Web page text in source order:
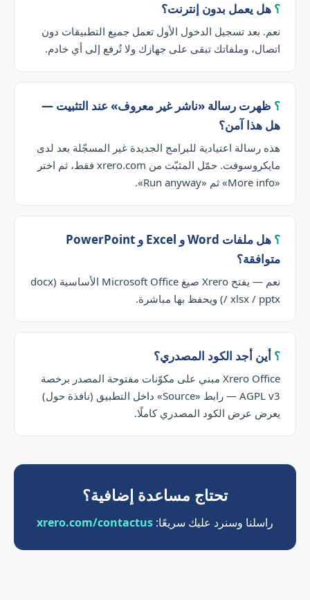
هل يعمل بدون إنترنت؟
نعم. بعد تسجيل الدخول الأول تعمل جميع التطبيقات دون
اتصال، وملفاتك تبقى على جهازك ولا تُرفع إلى أي خادم.
ظهرت رسالة «ناشر غير معروف» عند التثبيت —
هل هذا آمن؟
هذه رسالة اعتيادية للبرامج الجديدة غير المسجّلة بعد لدى
مايكروسوفت. حمّل المثبّت من xrero.com فقط، ثم اختر
«More info» ثم «Run anyway».
هل ملفات Word و Excel و PowerPoint
متوافقة؟
نعم — يفتح Xrero صيغ Microsoft Office الأساسية (docx
/ xlsx / pptx) ويحفظ بها مباشرة.
أين أجد الكود المصدري؟
Xrero Office مبني على مكوّنات مفتوحة المصدر برخصة
AGPL v3 — رابط «Source» داخل التطبيق (نافذة حول)
يعرض عرض الكود المصدري كاملًا.
تحتاج مساعدة إضافية؟
راسلنا وسنرد عليك سريعًا: xrero.com/contactus